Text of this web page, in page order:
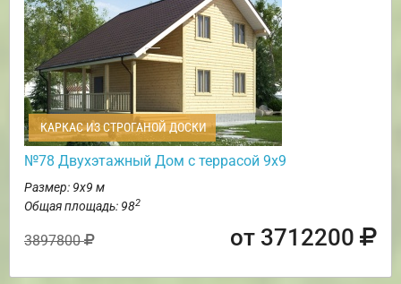
КАРКАС ИЗ СТРОГАНОЙ ДОСКИ
№78 Двухэтажный Дом с террасой 9х9
Размер: 9х9 м
Общая площадь: 982
3897800 от 3712200